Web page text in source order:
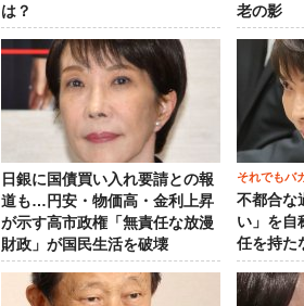
は？
老の影
日銀に国債買い入れ要請との報
道も…円安・物価高・金利上昇
が示す高市政権「無責任な放漫
財政」が国民生活を破壊
それでもバ
不都合な
い」を自
任を持た